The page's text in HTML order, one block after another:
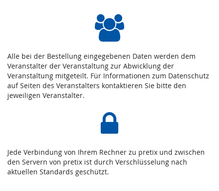
Alle bei der Bestellung eingegebenen Daten werden dem
Veranstalter der Veranstaltung zur Abwicklung der
Veranstaltung mitgeteilt. Für Informationen zum Datenschutz
auf Seiten des Veranstalters kontaktieren Sie bitte den
jeweiligen Veranstalter.
Jede Verbindung von Ihrem Rechner zu pretix und zwischen
den Servern von pretix ist durch Verschlüsselung nach
aktuellen Standards geschützt.